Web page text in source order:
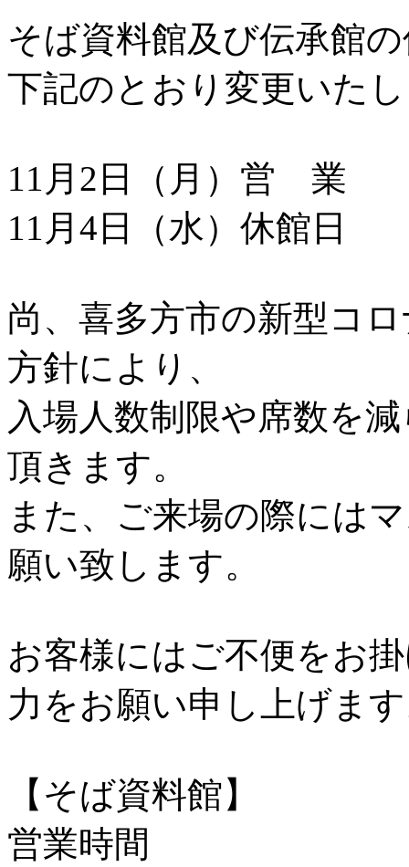
そば資料館及び伝承館
下記のとおり変更いた
11月2日（月）営 業
11月4日（水）休館日
尚、喜多方市の新型コ
方針により、
入場人数制限や席数を
頂きます。
また、ご来場の際には
願い致します。
お客様にはご不便をお
力をお願い申し上げま
【そば資料館】
営業時間